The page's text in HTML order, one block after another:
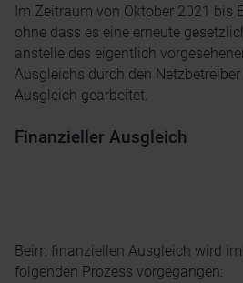
Im Zeitraum von Oktober 2021 bis
ohne dass es eine erneute
anstelle des eigentlich
Ausgleichs durch den
Ausgleich gearbeitet.
Finanzieller Ausgleich
Beim finanziellen Ausgleich wird
folgenden Prozess vorgegangen: